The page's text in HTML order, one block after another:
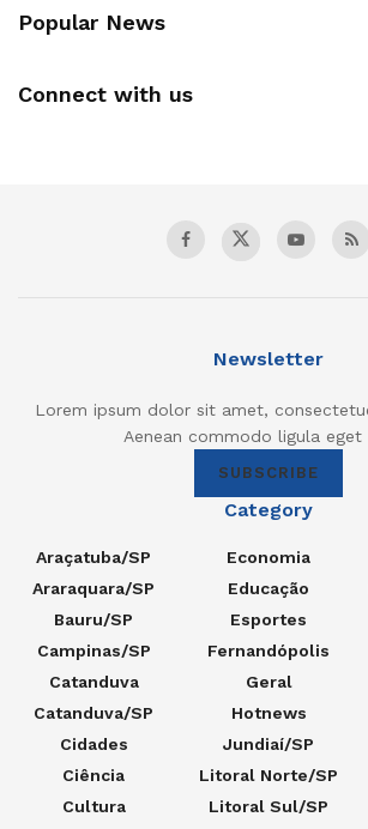
Popular News
Connect with us
Newsletter
Lorem ipsum dolor sit amet,
Aenean commodo ligula eget
SUBSCRIBE
Category
Araçatuba/SP
Araraquara/SP
Bauru/SP
Campinas/SP
Catanduva
Catanduva/SP
Cidades
Ciência
Cultura
Economia
Educação
Esportes
Fernandópolis
Geral
Hotnews
Jundiaí/SP
Litoral Norte/SP
Litoral Sul/SP